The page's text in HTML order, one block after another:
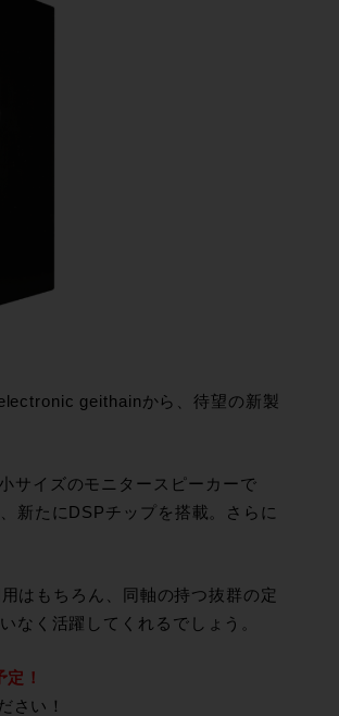
geithainから、待望の新製
サイズのモニタースピーカーで
新たにDSPチップを搭載。さらに
はもちろん、同軸の持つ抜群の定
なく活躍してくれるでしょう。
！
さい！